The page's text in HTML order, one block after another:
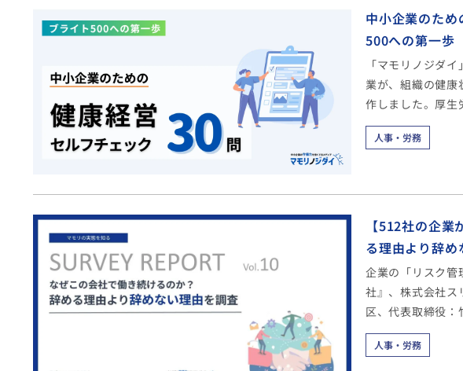
中小企業のた
500への第一歩
「マモリノジダ
業が、組織の健
作しました。厚生
療と仕事の両立支
康経営優良法人
人事・労務
【512社の企
る理由より辞
企業の「リスク管
社』、株式会社ス
区、代表取締役：
把握するべく、
ンケートを実施
人事・労務